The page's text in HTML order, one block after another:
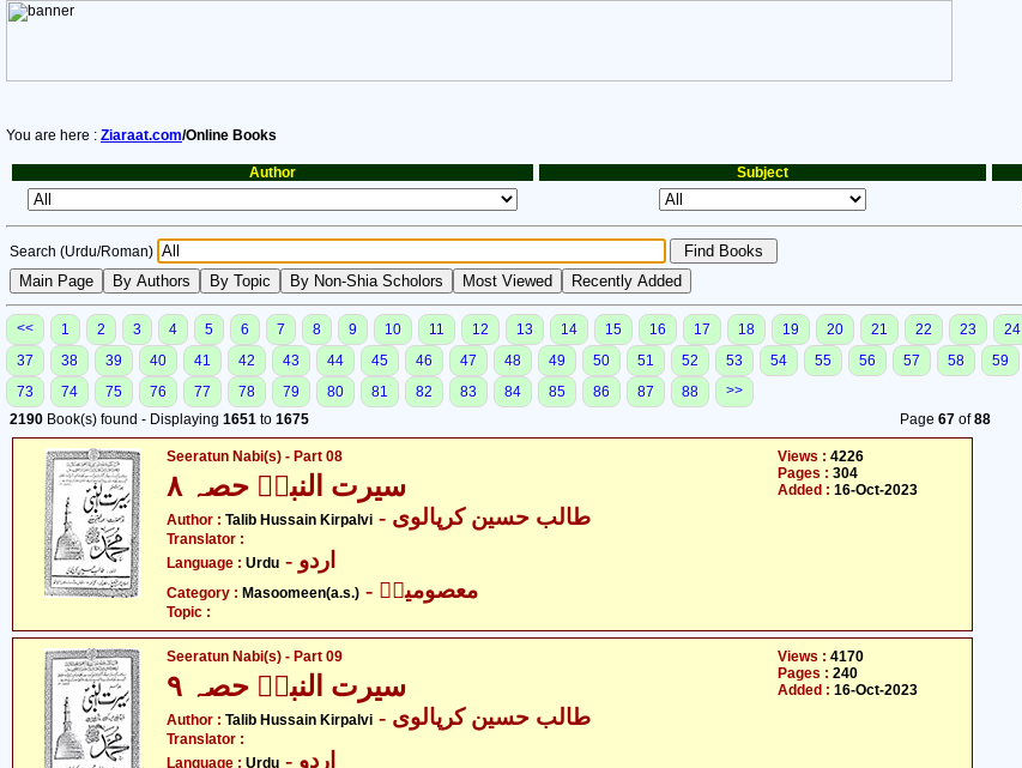
You are here : Ziaraat.com/Online Books
Author Subject
Search (Urdu/Roman)
<< 1 2 3 4 5 6 7 8 9 10 11 12 13 14 15 16 17 18 19 20 21 22 23 24
37
38 39 40 41 42 43 44 45 46 47 48 49 50 51 52 53 54 55 56 57 58 59
73
74 75 76 77 78 79 80 81 82 83 84 85 86 87 88
>>
2190 Book(s) found - Displaying 1651 to 1675 Page 67of88
Seeratun Nabi(s) - Part 08
سیرت النبیؐ حصہ ۸
Author : Talib Hussain Kirpalvi - طالب حسین کرپالوی
Translator :
Language : Urdu - اردو
Category : Masoomeen(a.s.) - معصومینؑ
Topic :
Views : 4226
Pages : 304
Added : 16-Oct-2023
Seeratun Nabi(s) - Part 09
سیرت النبیؐ حصہ ۹
Author : Talib Hussain Kirpalvi - طالب حسین کرپالوی
Translator :
Language : Urdu - اردو
Views : 4170
Pages : 240
Added : 16-Oct-2023